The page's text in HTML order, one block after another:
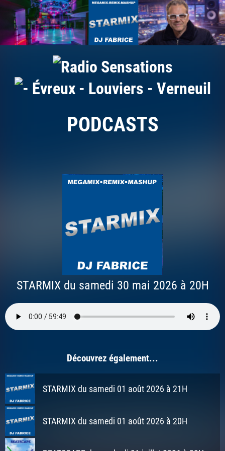
PODCASTS
STARMIX du samedi 30 mai 2026 à 20H
Découvrez également...
STARMIX du samedi 01 août 2026 à 21H
STARMIX du samedi 01 août 2026 à 20H